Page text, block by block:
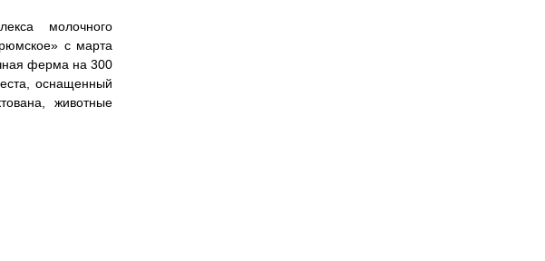
молочного
с марта
ферма на 300
оснащенный
животные